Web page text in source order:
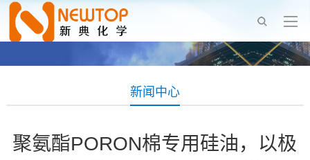
新闻中心
聚氨酯PORON棉专用硅油，以极